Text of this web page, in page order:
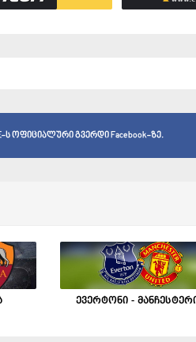
ს ოფიციალური გვერდი Facebook-ზე.
ევერტონი -